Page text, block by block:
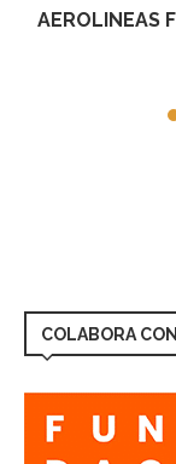
AEROLINEAS
COLABORA